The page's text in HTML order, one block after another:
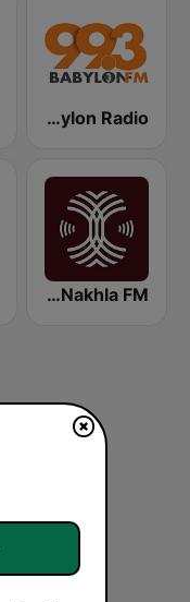
Babylon Radio
Al-Nakhla FM